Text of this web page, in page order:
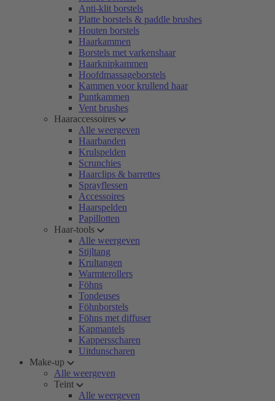
Anti-klit borstels
Platte borstels & paddle brushes
Houten borstels
Haarkammen
Borstels met varkenshaar
Haarknipkammen
Hoofdmassageborstels
Kammen voor krullend haar
Puntkammen
Vent brushes
Haaraccessoires
Alle weergeven
Haarbanden
Krulspelden
Scrunchies
Haarclips & barrettes
Sprayflessen
Accessoires
Haarspelden
Papillotten
Haar-tools
Alle weergeven
Stijltang
Krultangen
Warmterollers
Föhns
Tondeuses
Föhnborstels
Föhns met diffuser
Kapmantels
Kappersscharen
Uitdunscharen
Make-up
Alle weergeven
Teint
Alle weergeven